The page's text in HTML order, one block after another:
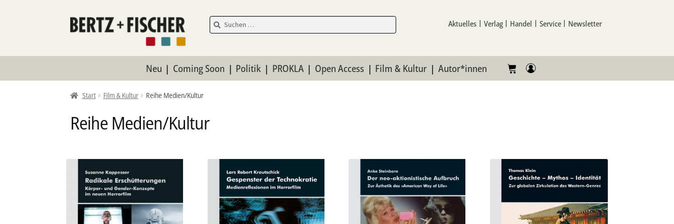
Zur
Navigation
Zum
Inhalt
Suchen
nach:
Suchen Aktuelles Verlag Handel Service Newsletter
Neu Coming Soon Politik PROKLA Open Access Film & Kultur Autor*innen
Start Film & Kultur Reihe Medien/Kultur
Reihe Medien/Kultur